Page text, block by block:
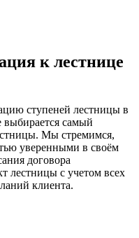
к лестнице
ступеней лестницы в
самый
Мы стремимся,
уверенными в своём
договора
лестницы с учетом всех
клиента.